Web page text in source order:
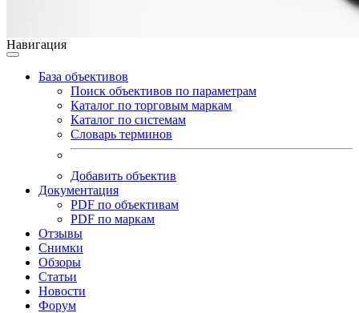
Навигация
База объективов
Поиск объективов по параметрам
Каталог по торговым маркам
Каталог по системам
Словарь терминов
Добавить объектив
Документация
PDF по объективам
PDF по маркам
Отзывы
Снимки
Обзоры
Статьи
Новости
Форум